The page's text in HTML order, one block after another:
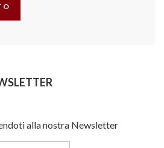
alla nostra Newsletter